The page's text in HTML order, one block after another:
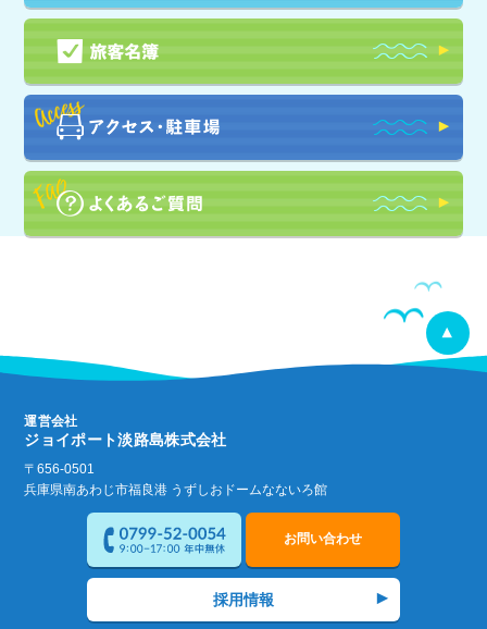
運営会社
ジョイポート淡路島株式会社
〒656-0501
兵庫県南あわじ市福良港 うずしおドームなないろ館
お問い合わせ
採用情報